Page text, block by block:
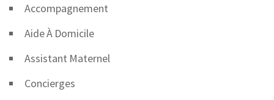
Accompagnement
Aide À Domicile
Assistant Maternel
Concierges